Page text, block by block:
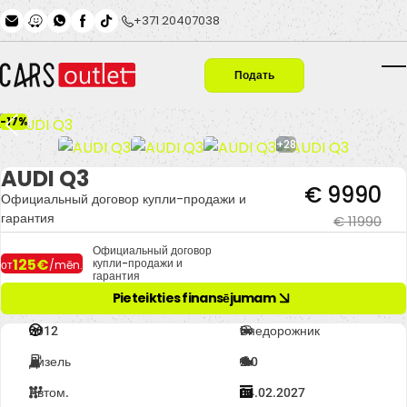
Skip to main content+371 20407038
Подать
-17%
+28
AUDI Q3
Официальный договор купли-продажи и
гарантия
€ 11990
€ 9990
от125€/mēn.
Официальный договор
купли-продажи и
гарантия
Pieteikties finansējumam
2012 Внедорожник
Дизель 2.0
Автом. 04.02.2027